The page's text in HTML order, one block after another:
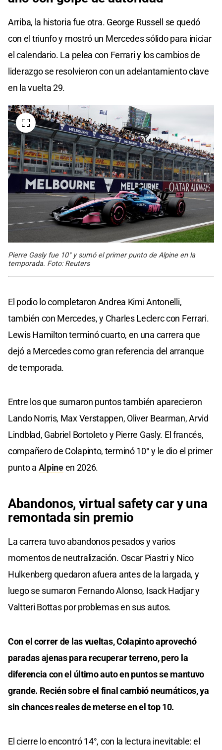
Arriba, la historia fue otra. George Russell se quedó
con el triunfo y mostró un Mercedes sólido para iniciar
el calendario. La pelea con Ferrari y los cambios de
liderazgo se resolvieron con un adelantamiento clave
en la vuelta 29.
Pierre Gasly fue 10° y sumó el primer punto de Alpine en la
temporada. Foto: Reuters
El podio lo completaron Andrea Kimi Antonelli,
también con Mercedes, y Charles Leclerc con Ferrari.
Lewis Hamilton terminó cuarto, en una carrera que
dejó a Mercedes como gran referencia del arranque
de temporada.
Entre los que sumaron puntos también aparecieron
Lando Norris, Max Verstappen, Oliver Bearman, Arvid
Lindblad, Gabriel Bortoleto y Pierre Gasly. El francés,
compañero de Colapinto, terminó 10° y le dio el primer
punto a Alpineen 2026.
Abandonos, virtual safety car y una
remontada sin premio
La carrera tuvo abandonos pesados y varios
momentos de neutralización. Oscar Piastri y Nico
Hulkenberg quedaron afuera antes de la largada, y
luego se sumaron Fernando Alonso, Isack Hadjar y
Valtteri Bottas por problemas en sus autos.
Con el correr de las vueltas, Colapinto aprovechó
paradas ajenas para recuperar terreno, pero la
diferencia con el último auto en puntos se mantuvo
grande. Recién sobre el final cambió neumáticos, ya
sin chances reales de meterse en el top 10.
El cierre lo encontró 14°, con la lectura inevitable: el